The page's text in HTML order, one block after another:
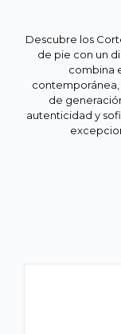
Descubre los
de pie con un
combina
contemporánea,
de
autenticidad y